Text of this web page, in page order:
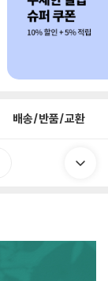
배송/반품/교환